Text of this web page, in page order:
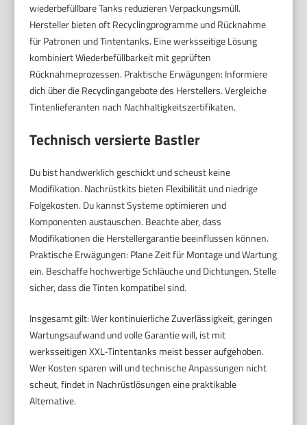
wiederbefüllbare Tanks reduzieren Verpackungsmüll.
Hersteller bieten oft Recyclingprogramme und Rücknahme
für Patronen und Tintentanks. Eine werksseitige Lösung
kombiniert Wiederbefüllbarkeit mit geprüften
Rücknahmeprozessen. Praktische Erwägungen: Informiere
dich über die Recyclingangebote des Herstellers. Vergleiche
Tintenlieferanten nach Nachhaltigkeitszertifikaten.
Technisch versierte Bastler
Du bist handwerklich geschickt und scheust keine
Modifikation. Nachrüstkits bieten Flexibilität und niedrige
Folgekosten. Du kannst Systeme optimieren und
Komponenten austauschen. Beachte aber, dass
Modifikationen die Herstellergarantie beeinflussen können.
Praktische Erwägungen: Plane Zeit für Montage und Wartung
ein. Beschaffe hochwertige Schläuche und Dichtungen. Stelle
sicher, dass die Tinten kompatibel sind.
Insgesamt gilt: Wer kontinuierliche Zuverlässigkeit, geringen
Wartungsaufwand und volle Garantie will, ist mit
werksseitigen XXL-Tintentanks meist besser aufgehoben.
Wer Kosten sparen will und technische Anpassungen nicht
scheut, findet in Nachrüstlösungen eine praktikable
Alternative.